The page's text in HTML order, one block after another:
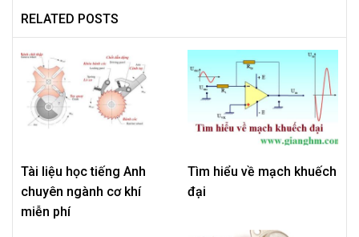
RELATED POSTS
Tài liệu học tiếng Anh
chuyên ngành cơ khí
miễn phí
Tìm hiểu về mạch khuếch
đại